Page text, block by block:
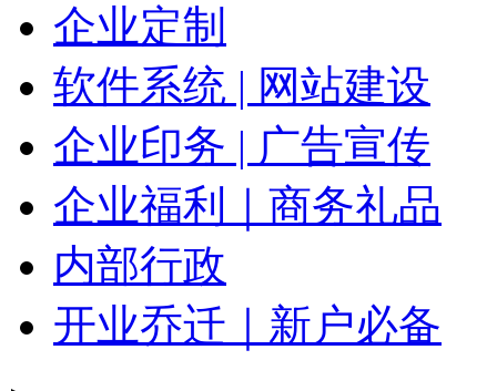
企业定制
软件系统 | 网站建设
企业印务 | 广告宣传
企业福利｜商务礼品
内部行政
开业乔迁｜新户必备